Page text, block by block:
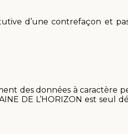
d’une contrefaçon et
des données à caractère
DE L’HORIZON est seul